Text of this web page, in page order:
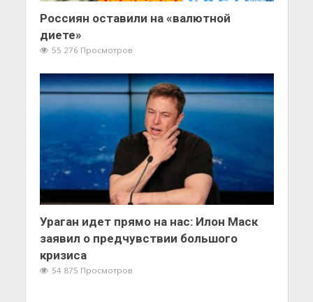
Россиян оставили на «валютной
диете»
55 276 Просмотров
Ураган идет прямо на нас: Илон Маск
заявил о предчувствии большого
кризиса
54 875 Просмотров